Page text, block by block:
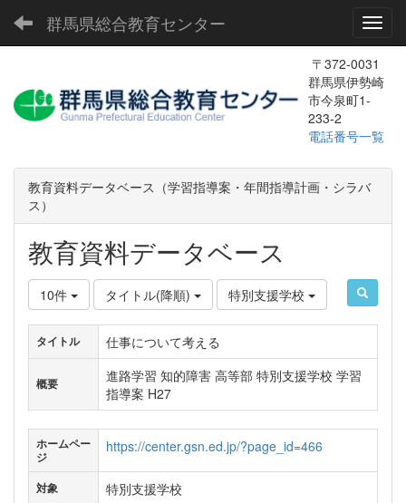
群馬県総合教育センター
〒372-0031
群馬県伊勢崎
市今泉町1-
233-2
電話番号一覧
教育資料データベース（学習指導案・年間指導計画・シラバ
ス）
教育資料データベース
10件 タイトル(降順) 特別支援学校
タイトル 仕事について考える
概要
進路学習 知的障害 高等部 特別支援学校 学習
指導案 H27
ホームペー
ジ
https://center.gsn.ed.jp/?page_id=466
対象 特別支援学校